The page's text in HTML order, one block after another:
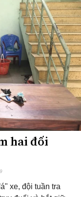
hai đối
xe, đội tuần tra